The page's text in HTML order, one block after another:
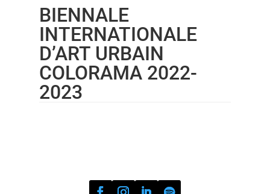
BIENNALE
INTERNATIONALE
D’ART URBAIN
COLORAMA 2022-
2023